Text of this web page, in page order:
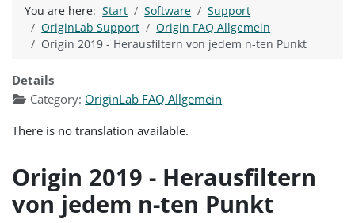
You are here:Start Software
Support
OriginLab Support
Origin FAQ Allgemein
Origin 2019 - Herausfiltern von jedem n-ten Punkt
Details
Category: OriginLab FAQ Allgemein
There is no translation available.
Origin 2019 - Herausfiltern
von jedem n-ten Punkt